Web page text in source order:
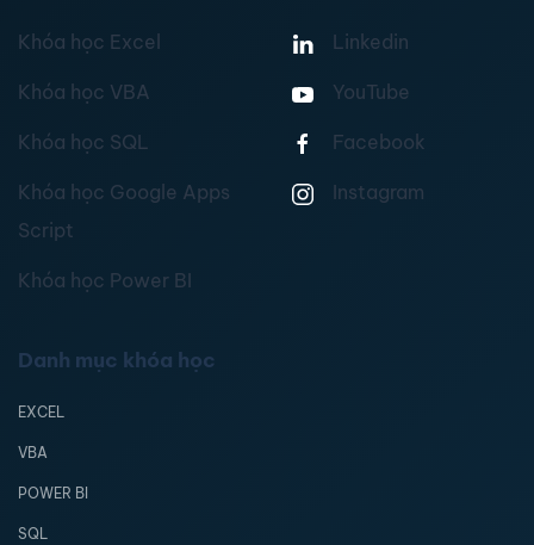
Khóa học Excel
Khóa học VBA
Khóa học SQL
Khóa học Google Apps
Script
Khóa học Power BI
Linkedin
YouTube
Facebook
Instagram
Danh mục khóa học
EXCEL
VBA
POWER BI
SQL